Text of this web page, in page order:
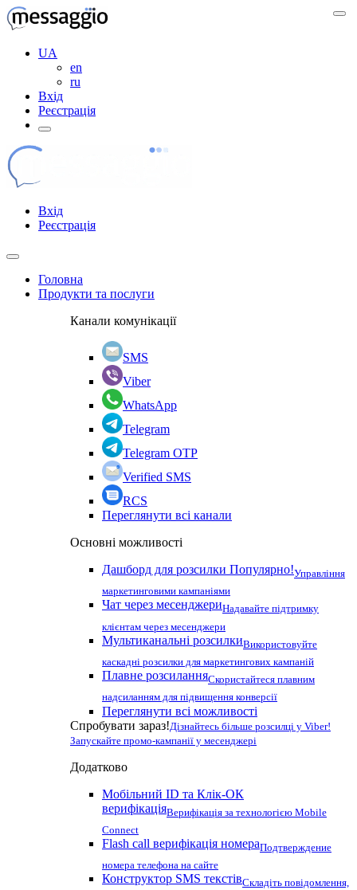
UA
en
ru
Вхід
Реєстрація
Вхід
Реєстрація
Головна
Продукти та послуги
Канали комунікації
SMS
Viber
WhatsApp
Telegram
Telegram OTP
Verified SMS
RCS
Переглянути всі канали
Основні можливості
Дашборд для розсилки Популярно!Управління
маркетинговими кампаніями
Чат через месенджериНадавайте підтримку
клієнтам через месенджери
Мультиканальні розсилкиВикористовуйте
каскадні розсилки для маркетингових кампаній
Плавне розсиланняСкористайтеся плавним
надсиланням для підвищення конверсії
Переглянути всі можливості
Спробувати зараз!Дізнайтесь більше розсилці у Viber!
Запускайте промо-кампанії у месенджері
Додатково
Мобільний ID та Клік-ОК
верифікаціяВерифікація за технологією Mobile
Connect
Flash call верифікація номераПодтверждение
номера телефона на сайте
Конструктор SMS текстівСкладіть повідомлення,